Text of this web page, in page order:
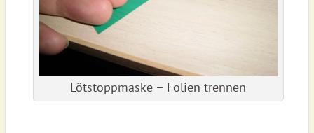
Lötstoppmaske – Folien trennen